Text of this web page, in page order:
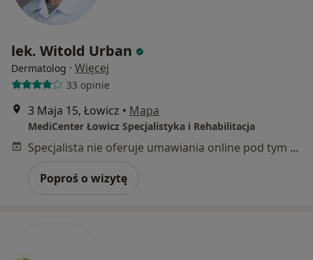
lek. Witold Urban
Dermatolog · Więcej
33 opinie
3 Maja 15, Łowicz • Mapa
MediCenter Łowicz Specjalistyka i Rehabilitacja
Specjalista nie oferuje umawiania online pod tym adresem.
Poproś o wizytę